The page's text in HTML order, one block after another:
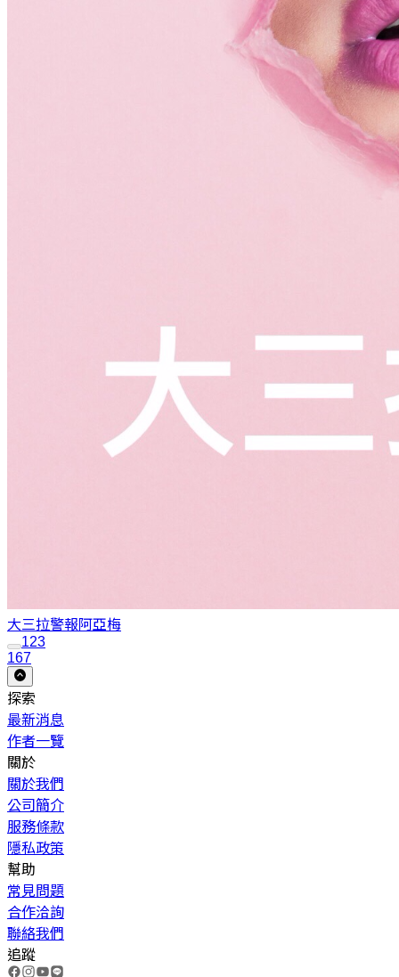
大三拉警報阿亞梅
123
167
探索
最新消息
作者一覽
關於
關於我們
公司簡介
服務條款
隱私政策
幫助
常見問題
合作洽詢
聯絡我們
追蹤